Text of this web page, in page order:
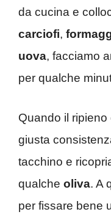
da cucina e
carciofi,
uova, facciamo
per qualche
Quando il
giusta
tacchino e
qualche oliva. A
per fissare bene